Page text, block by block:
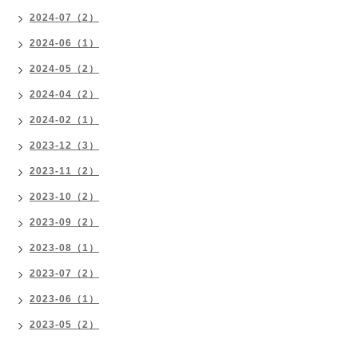
2024-07（2）
2024-06（1）
2024-05（2）
2024-04（2）
2024-02（1）
2023-12（3）
2023-11（2）
2023-10（2）
2023-09（2）
2023-08（1）
2023-07（2）
2023-06（1）
2023-05（2）